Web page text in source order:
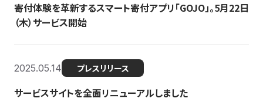
寄付体験を革新するスマート寄付アプリ「GOJO」。5月22日
（木）サービス開始
2025.05.14 プレスリリース
サービスサイトを全面リニューアルしました